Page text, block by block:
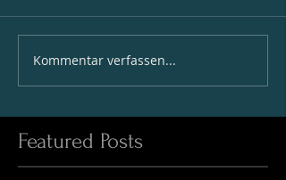
Kommentar verfassen...
Featured Posts